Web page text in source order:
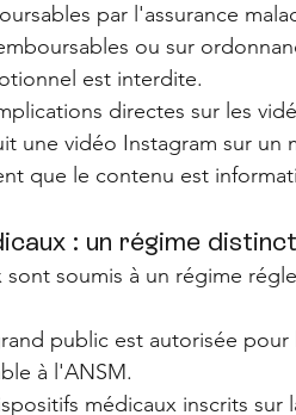
par l'assurance
ou sur
est interdite.
directes sur les
une vidéo Instagram sur un
que le contenu est
: un régime distinct
sont soumis à un régime
public est autorisée pour
à l'ANSM.
médicaux inscrits